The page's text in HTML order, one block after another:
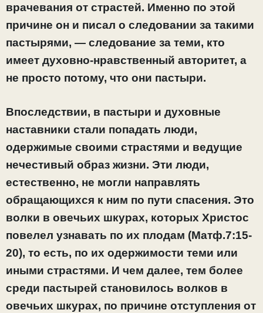
врачевания от страстей. Именно по этой
причине он и писал о следовании за такими
пастырями, — следование за теми, кто
имеет духовно-нравственный авторитет, а
не просто потому, что они пастыри.
Впоследствии, в пастыри и духовные
наставники стали попадать люди,
одержимые своими страстями и ведущие
нечестивый образ жизни. Эти люди,
естественно, не могли направлять
обращающихся к ним по пути спасения. Это
волки в овечьих шкурах, которых Христос
повелел узнавать по их плодам (Матф.7:15-
20), то есть, по их одержимости теми или
иными страстями. И чем далее, тем более
среди пастырей становилось волков в
овечьих шкурах, по причине отступления от